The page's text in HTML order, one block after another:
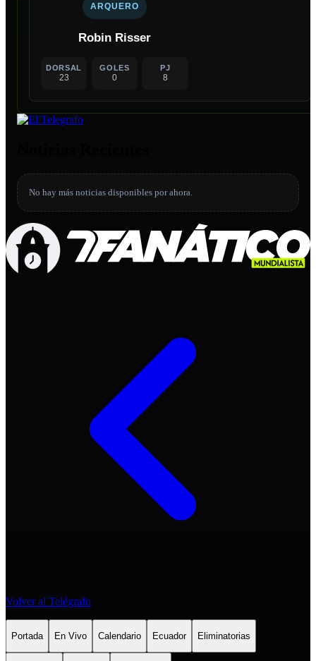
ARQUERO
Robin Risser
DORSAL
23
GOLES
0
PJ
8
No hay más noticias disponibles por ahora.
Volver al Telégrafo
Portada En Vivo Calendario Ecuador Eliminatorias